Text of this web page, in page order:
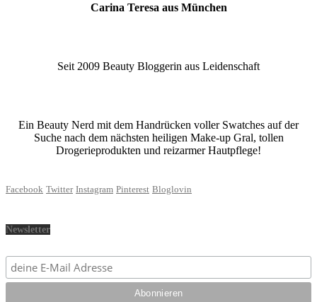
Carina Teresa aus München
Seit 2009 Beauty Bloggerin aus Leidenschaft
Ein Beauty Nerd mit dem Handrücken voller Swatches auf der
Suche nach dem nächsten heiligen Make-up Gral, tollen
Drogerieprodukten und reizarmer Hautpflege!
Facebook Twitter Instagram Pinterest Bloglovin
Newsletter